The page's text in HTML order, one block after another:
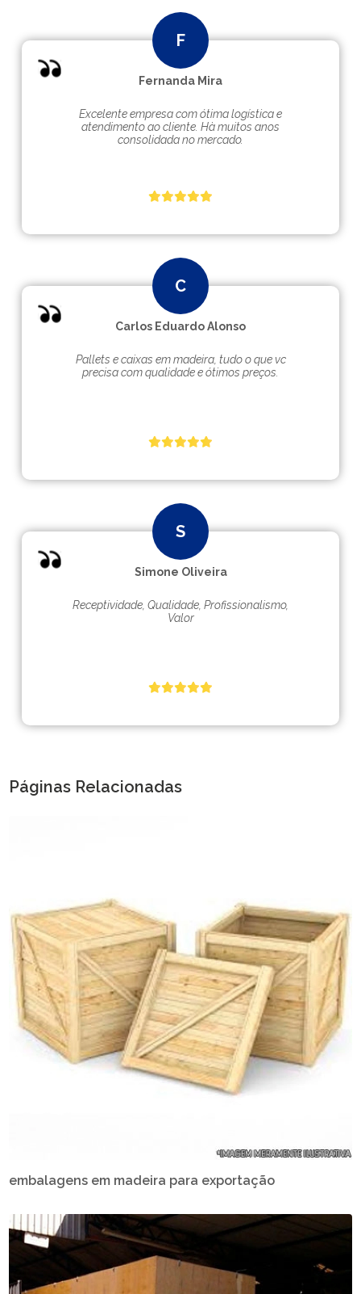
Fernanda Mira
Excelente empresa com ótima logística e
atendimento ao cliente. Hà muitos anos
consolidada no mercado.
Carlos Eduardo Alonso
Pallets e caixas em madeira, tudo o que vc
precisa com qualidade e ótimos preços.
Simone Oliveira
Receptividade, Qualidade, Profissionalismo,
Valor
Páginas Relacionadas
embalagens em madeira para exportação